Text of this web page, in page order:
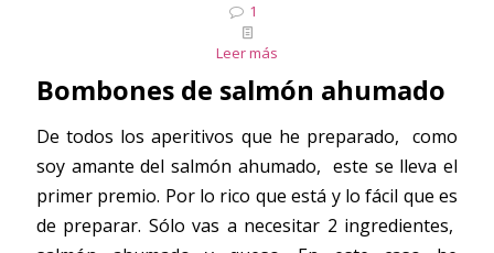
1
Leer más
Bombones de salmón ahumado
De todos los aperitivos que he preparado, como
soy amante del salmón ahumado, este se lleva el
primer premio. Por lo rico que está y lo fácil que es
de preparar. Sólo vas a necesitar 2 ingredientes,